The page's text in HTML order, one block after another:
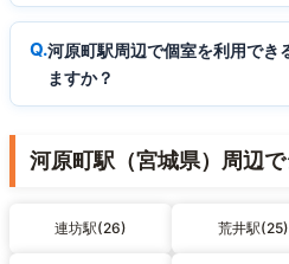
河原町駅周辺で個室を利用でき
ますか？
河原町駅（宮城県）周辺
連坊駅(26) 荒井駅(25)